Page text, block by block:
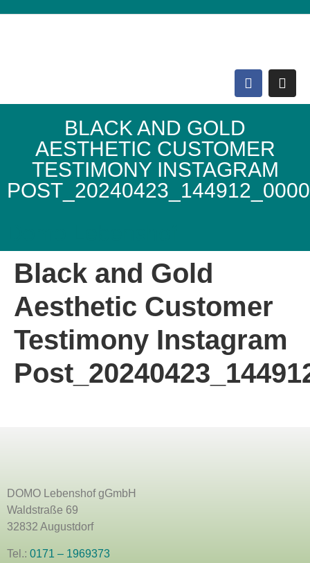
BLACK AND GOLD
AESTHETIC CUSTOMER
TESTIMONY INSTAGRAM
POST_20240423_144912_0000
Black and Gold
Aesthetic Customer
Testimony Instagram
DOMO Lebenshof gGmbH
Waldstraße 69
32832 Augustdorf
Tel.: 0171 – 1969373